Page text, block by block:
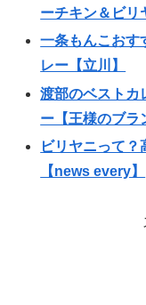
ーチキン＆ビリ
一条もんこおす
レー【立川】
渡部のベストカ
ー【王様のブラ
ビリヤニって？
【news every】